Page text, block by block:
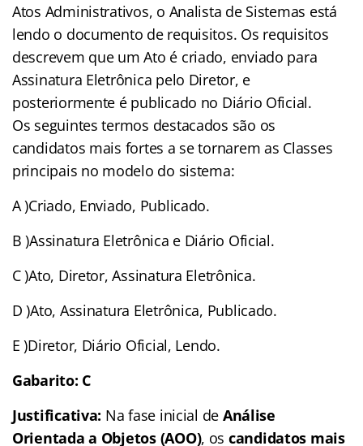
Atos Administrativos, o Analista de Sistemas está
lendo o documento de requisitos. Os requisitos
descrevem que um Ato é criado, enviado para
Assinatura Eletrônica pelo Diretor, e
posteriormente é publicado no Diário Oficial.
Os seguintes termos destacados são os
candidatos mais fortes a se tornarem as Classes
principais no modelo do sistema:
A )Criado, Enviado, Publicado.
B )Assinatura Eletrônica e Diário Oficial.
C )Ato, Diretor, Assinatura Eletrônica.
D )Ato, Assinatura Eletrônica, Publicado.
E )Diretor, Diário Oficial, Lendo.
Gabarito: C
Justificativa: Na fase inicial de Análise
Orientada a Objetos (AOO), os candidatos mais